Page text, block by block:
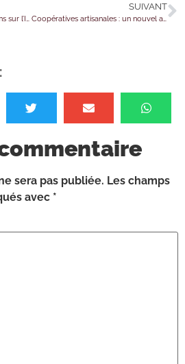
SUIVANT
Coopératives artisanales : un nouvel avantage fiscal ?
sera pas publiée. Les champs
avec *